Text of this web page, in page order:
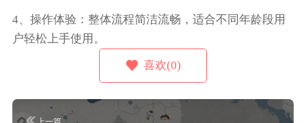
4、操作体验：整体流程简洁流畅，适合不同年龄段用
户轻松上手使用。
喜欢(0)